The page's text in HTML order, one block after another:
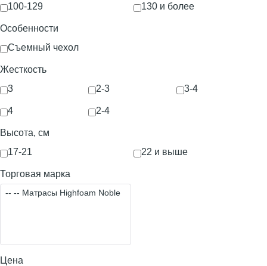
100-129
130 и более
Особенности
Съемный чехол
Жесткость
3
4
2-3
2-4
3-4
Высота, см
17-21
22 и выше
Торговая марка
Цена